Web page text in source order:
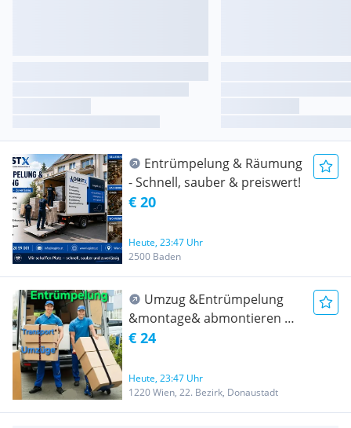
Entrümpelung & Räumung
- Schnell, sauber & preiswert!
€ 20
Heute, 23:47 Uhr
2500 Baden
Umzug &Entrümpelung
&montage& abmontieren &
Transport Wien und ganz
€ 24
Heute, 23:47 Uhr
1220 Wien, 22. Bezirk, Donaustadt